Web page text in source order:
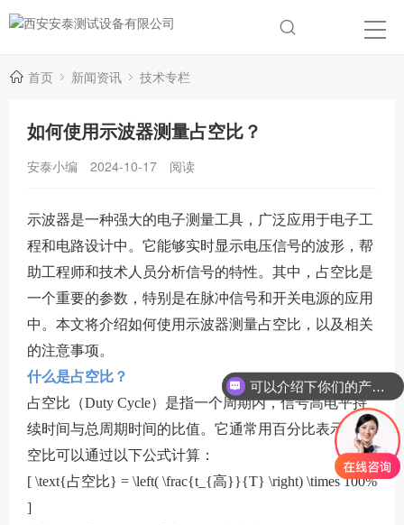
首页 新闻资讯 技术专栏
如何使用示波器测量占空比？
安泰小编 2024-10-17 阅读
示波器是一种强大的电子测量工具，广泛应用于电子工
程和电路设计中。它能够实时显示电压信号的波形，帮
助工程师和技术人员分析信号的特性。其中，占空比是
一个重要的参数，特别是在脉冲信号和开关电源的应用
中。本文将介绍如何使用示波器测量占空比，以及相关
的注意事项。
什么是占空比？
占空比（Duty Cycle）是指一个周期内，信号高电平持
续时间与总周期时间的比值。它通常用百分比表示。占
空比可以通过以下公式计算：
[ \text{占空比} = \left( \frac{t_{高}}{T} \right) \times 100%
]
可以介绍下你们的产品么？